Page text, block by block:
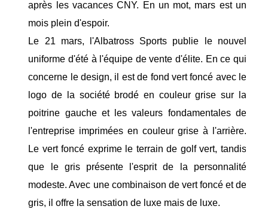
après les vacances CNY. En un mot, mars est un
mois plein d'espoir.
Le 21 mars, l'Albatross Sports publie le nouvel
uniforme d'été à l'équipe de vente d'élite. En ce qui
concerne le design, il est de fond vert foncé avec le
logo de la société brodé en couleur grise sur la
poitrine gauche et les valeurs fondamentales de
l'entreprise imprimées en couleur grise à l'arrière.
Le vert foncé exprime le terrain de golf vert, tandis
que le gris présente l'esprit de la personnalité
modeste. Avec une combinaison de vert foncé et de
gris, il offre la sensation de luxe mais de luxe.